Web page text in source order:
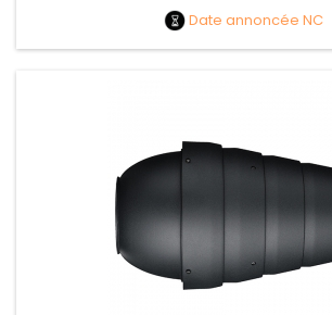
Date annoncée NC